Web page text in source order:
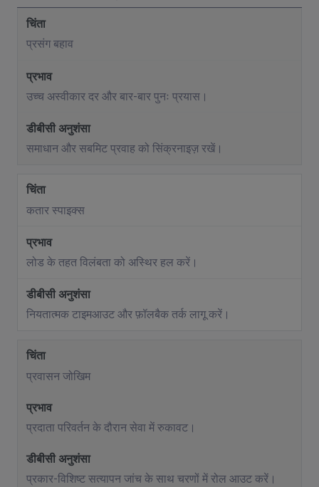
प्रसंग बहाव
उच्च अस्वीकार दर और बार-बार पुनः प्रयास।
समाधान और सबमिट प्रवाह को सिंक्रनाइज़ रखें।
कतार स्पाइक्स
लोड के तहत विलंबता को अस्थिर हल करें।
नियतात्मक टाइमआउट और फ़ॉलबैक तर्क लागू करें।
प्रवासन जोखिम
प्रदाता परिवर्तन के दौरान सेवा में रुकावट।
प्रकार-विशिष्ट सत्यापन जांच के साथ चरणों में रोल आउट करें।